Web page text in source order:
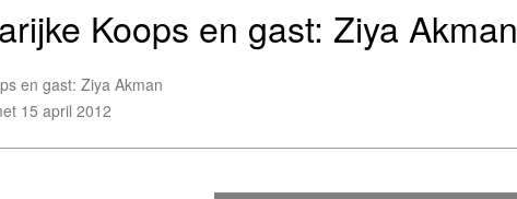
Koops en gast: Ziya Akman
en gast: Ziya Akman
15 april 2012